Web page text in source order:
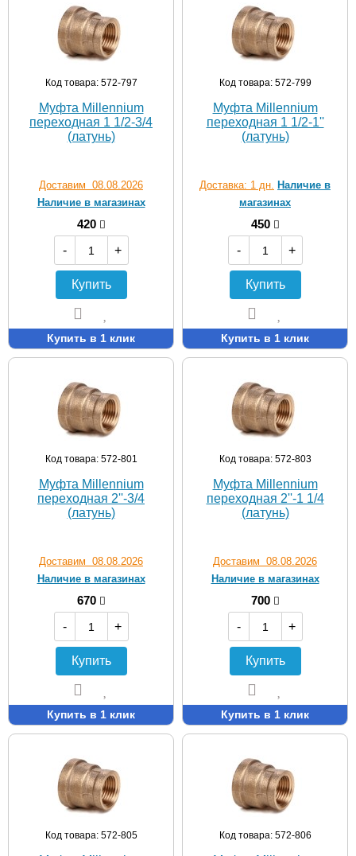
Код товара: 572-797
Муфта Мillennium
переходная 1 1/2-3/4
(латунь)
Доставим 08.08.2026
Наличие в магазинах
420
-
+
Купить
Купить в 1 клик
Код товара: 572-799
Муфта Мillennium
переходная 1 1/2-1''
(латунь)
Доставка: 1 дн. Наличие в
магазинах
450
-
+
Купить
Купить в 1 клик
Код товара: 572-801
Муфта Мillennium
переходная 2''-3/4
(латунь)
Доставим 08.08.2026
Наличие в магазинах
670
-
+
Купить
Купить в 1 клик
Код товара: 572-803
Муфта Мillennium
переходная 2''-1 1/4
(латунь)
Доставим 08.08.2026
Наличие в магазинах
700
-
+
Купить
Купить в 1 клик
Код товара: 572-805 Код товара: 572-806